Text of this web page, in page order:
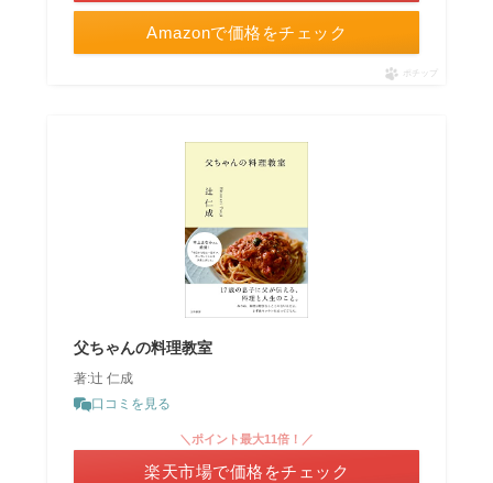
Amazonで価格をチェック
ポチップ
父ちゃんの料理教室
著:辻 仁成
口コミを見る
＼ポイント最大11倍！／
楽天市場で価格をチェック